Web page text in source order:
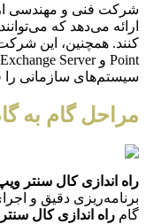
شرکت فنی و مهندسی
ارائه می‌دهد که
سیستم‌های سازمانی را
مراحل گام به
راه اندازی کال سنتر
برنامه‌ریزی دقیق و
گام راه اندازی کال